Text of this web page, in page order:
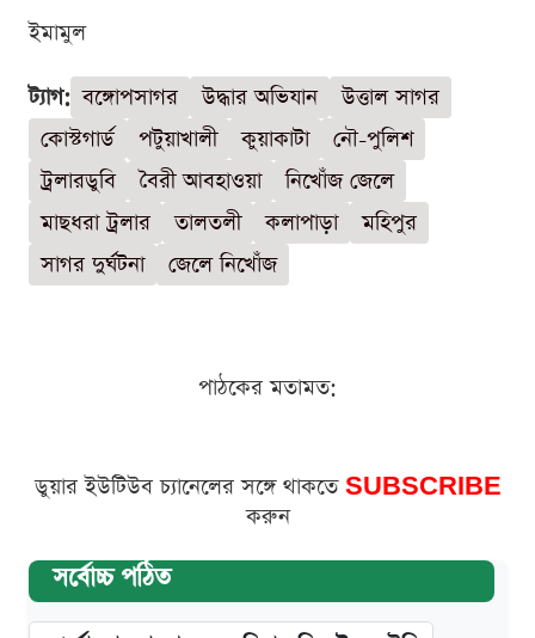
ইমামুল
ট্যাগ: বঙ্গোপসাগর উদ্ধার অভিযান
উত্তাল সাগর
কোস্টগার্ড
পটুয়াখালী কুয়াকাটা
নৌ-পুলিশ
ট্রলারডুবি
বৈরী আবহাওয়া
নিখোঁজ জেলে
মাছধরা ট্রলার
তালতলী কলাপাড়া
মহিপুর
সাগর দুর্ঘটনা
জেলে নিখোঁজ
পাঠকের মতামত:
ডুয়ার ইউটিউব চ্যানেলের সঙ্গে থাকতে SUBSCRIBE
করুন
সর্বোচ্চ পঠিত